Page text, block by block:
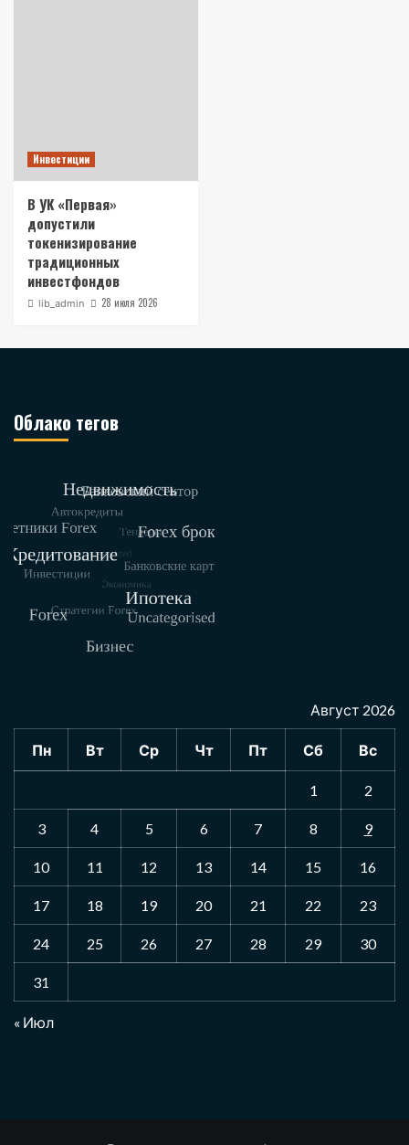
Инвестиции
В УК «Первая»
допустили
токенизирование
традиционных
инвестфондов
lib_admin 28 июля 2026
Облако тегов
Август 2026
Пн Вт Ср Чт Пт Сб Вс
1 2
3 4 5 6 7 8 9
10 11 12 13 14 15 16
17 18 19 20 21 22 23
24 25 26 27 28 29 30
31
« Июл